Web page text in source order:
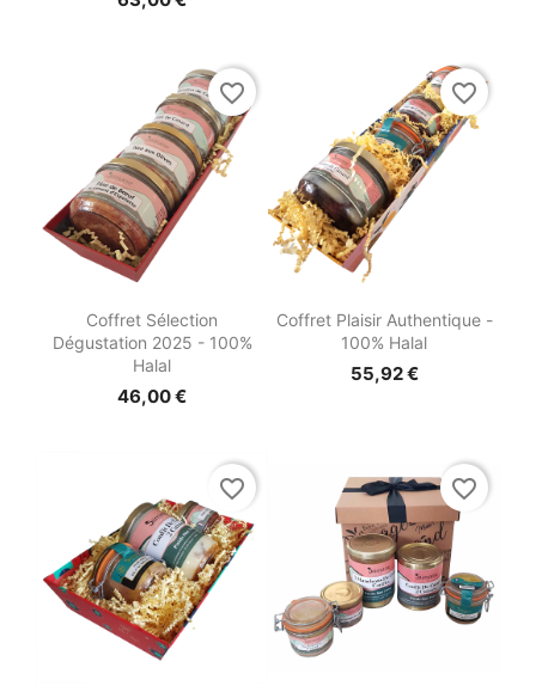
Aperçu rapide
Coffret Sélection
Dégustation 2025 - 100%
Halal
46,00 €
favorite_border
 Aperçu rapide
Coffret Plaisir Authentique -
100% Halal
55,92 €
favorite_border
favorite_border favorite_border